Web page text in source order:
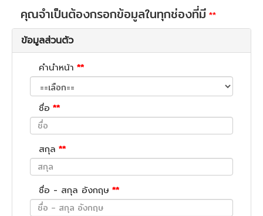
คุณจำเป็นต้องกรอกข้อมูลในทุกช่องที่มี **
ข้อมูลส่วนตัว
คำนำหน้า **
ชื่อ **
สกุล **
ชื่อ - สกุล อังกฤษ **